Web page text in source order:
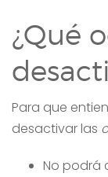
¿Qué
Para que
desactivar las
No podrá